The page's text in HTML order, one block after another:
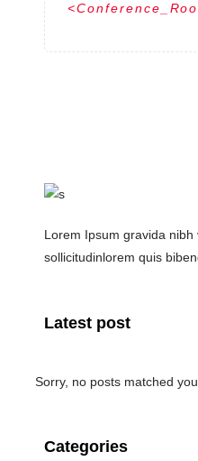
Lorem Ipsum gravida
sollicitudinlorem quis
Latest post
Sorry, no posts matched
Categories